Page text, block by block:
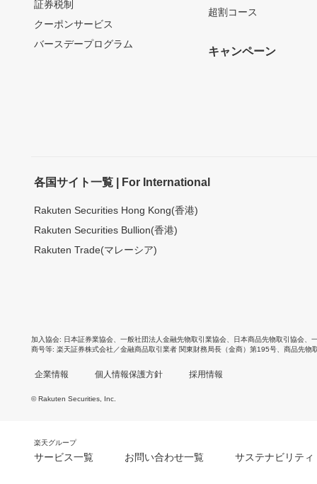
証券税制
クーポンサービス
バースデープログラム
超割コース
キャンペーン
各国サイト一覧 | For International
Rakuten Securities Hong Kong(香港)
Rakuten Securities Bullion(香港)
Rakuten Trade(マレーシア)
加入協会 日本証券業協会 一般社団法人金融先物取引業協会 日本商品先物取引協会
商号等 楽天証券株式会社／金融商品取引業者 関東財務局長（金商）第195号、商品先物
企業情報 個人情報保護方針 採用情報
© Rakuten Securities, Inc.
楽天グループ
サービス一覧 お問い合わせ一覧 サステナビリティ